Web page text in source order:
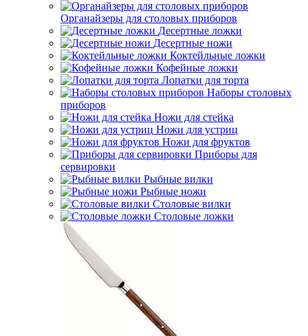
Органайзеры для столовых приборов
Десертные ложки
Десертные ножи
Коктейльные ложки
Кофейные ложки
Лопатки для торта
Наборы столовых
приборов
Ножи для стейка
Ножи для устриц
Ножи для фруктов
Приборы для
сервировки
Рыбные вилки
Рыбные ножи
Столовые вилки
Столовые ложки